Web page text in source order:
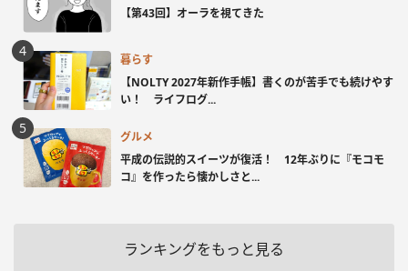
【第43回】オーラを視てきた
暮らす
【NOLTY 2027年新作手帳】書くのが苦手でも続けやす
い！ ライフログ...
グルメ
平成の伝説的スイーツが復活！ 12年ぶりに『モコモ
コ』を作ったら懐かしさと...
ランキングをもっと見る